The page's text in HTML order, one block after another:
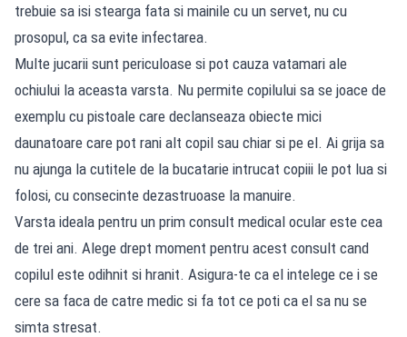
trebuie sa isi stearga fata si mainile cu un servet, nu cu
prosopul, ca sa evite infectarea.
Multe jucarii sunt periculoase si pot cauza vatamari ale
ochiului la aceasta varsta. Nu permite copilului sa se joace de
exemplu cu pistoale care declanseaza obiecte mici
daunatoare care pot rani alt copil sau chiar si pe el. Ai grija sa
nu ajunga la cutitele de la bucatarie intrucat copiii le pot lua si
folosi, cu consecinte dezastruoase la manuire.
Varsta ideala pentru un prim consult medical ocular este cea
de trei ani. Alege drept moment pentru acest consult cand
copilul este odihnit si hranit. Asigura-te ca el intelege ce i se
cere sa faca de catre medic si fa tot ce poti ca el sa nu se
simta stresat.